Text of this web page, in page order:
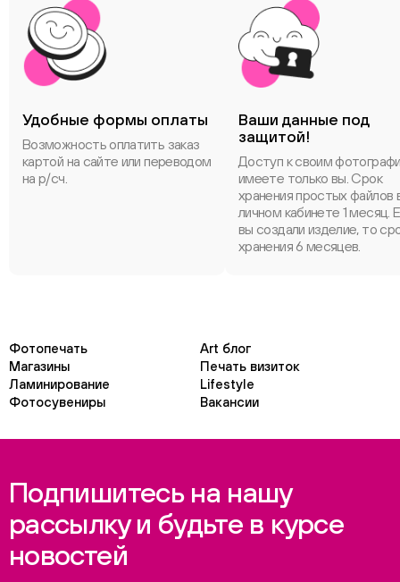
Удобные формы оплаты
Возможность оплатить заказ
картой на сайте или переводом
на р/сч.
Ваши данные под
защитой!
Доступ к своим
имеете только вы. Срок
хранения простых файлов
личном кабинете 1 месяц.
вы создали изделие, то
хранения 6 месяцев.
Фотопечать
Art блог
Магазины
Печать визиток
Ламинирование
Lifestyle
Фотосувениры
Вакансии
Подпишитесь на нашу
рассылку и будьте в курсе
новостей